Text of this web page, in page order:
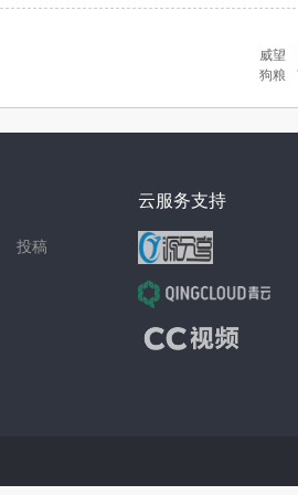
威望
狗粮
投稿
云服务支持